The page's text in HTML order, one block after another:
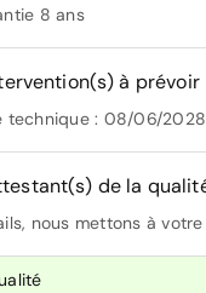
8 ans
à prévoir
technique : 08/06/2028
de la
nous mettons à